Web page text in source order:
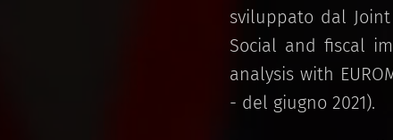
sviluppato dal
Social and fiscal
analysis with
- del giugno 2021).